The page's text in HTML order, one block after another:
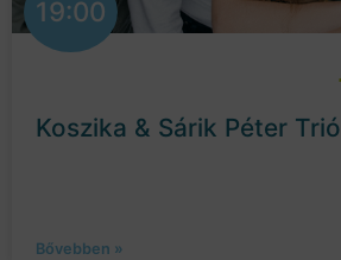
19:00
Koszika & Sárik Péter Trió
Bővebben »